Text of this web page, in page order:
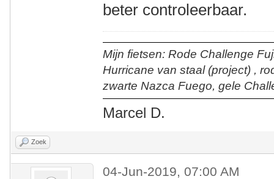
beter controleerbaar.
Mijn fietsen: Rode Challenge
Hurricane van staal (project) ,
zwarte Nazca Fuego, gele
Marcel D.
Zoek
04-Jun-2019, 07:00 AM